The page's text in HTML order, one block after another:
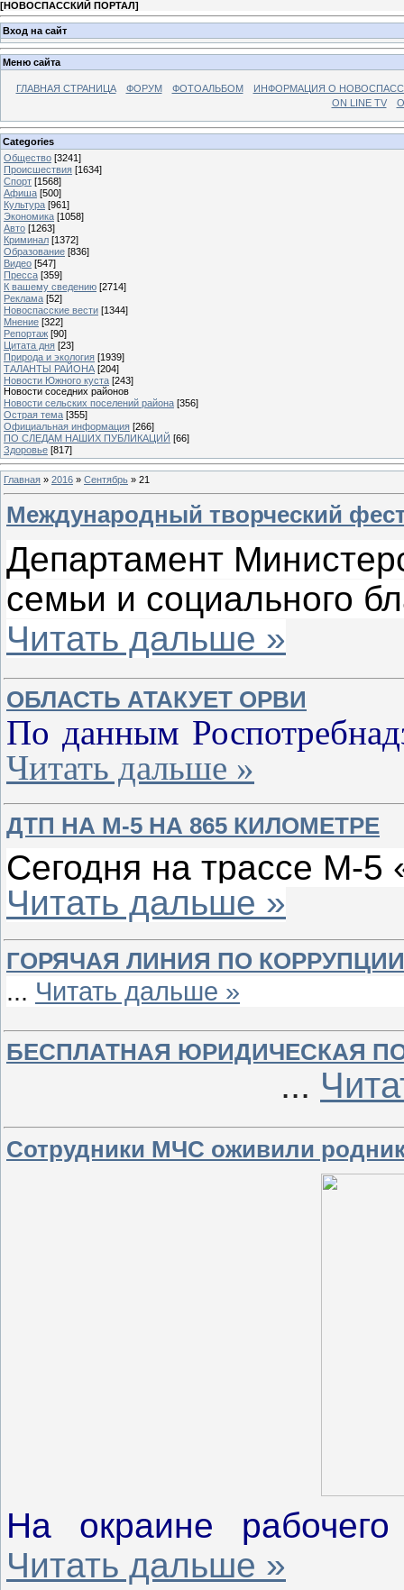
[НОВОСПАССКИЙ ПОРТАЛ]
Вход на сайт
Меню сайта
ГЛАВНАЯ СТРАНИЦА ФОРУМ ФОТОАЛЬБОМ
ИНФОРМАЦИЯ О
ON LINE TV
Categories
Общество [3241]
Происшествия [1634]
Спорт [1568]
Афиша [500]
Культура [961]
Экономика [1058]
Авто [1263]
Криминал [1372]
Образование [836]
Видео [547]
Пресса [359]
К вашему сведению [2714]
Реклама [52]
Новоспасские вести [1344]
Мнение [322]
Репортаж [90]
Цитата дня [23]
Природа и экология [1939]
ТАЛАНТЫ РАЙОНА [204]
Новости Южного куста [243]
Новости соседних районов
Новости сельских поселений района [356]
Острая тема [355]
Официальная информация [266]
ПО СЛЕДАМ НАШИХ ПУБЛИКАЦИЙ [66]
Здоровье [817]
Главная » 2016 » Сентябрь » 21
Международный творческий
Департамент
семьи и социального
Читать дальше »
ОБЛАСТЬ АТАКУЕТ ОРВИ
По данным
Читать дальше »
ДТП НА М-5 НА 865 КИЛОМЕТРЕ
Сегодня на трассе М-
Читать дальше »
ГОРЯЧАЯ ЛИНИЯ ПО КОРРУПЦИИ
... Читать дальше »
БЕСПЛАТНАЯ ЮРИДИЧЕСКАЯ
...
Сотрудники МЧС оживили
На окраине
Читать дальше »